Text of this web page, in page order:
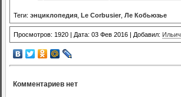
Теги: энциклопедия Le Corbusier Ле Кобьюзье
Просмотров: 1920 | Дата: 03 Фев 2016 | Добавил: Ильич
Комментариев нет